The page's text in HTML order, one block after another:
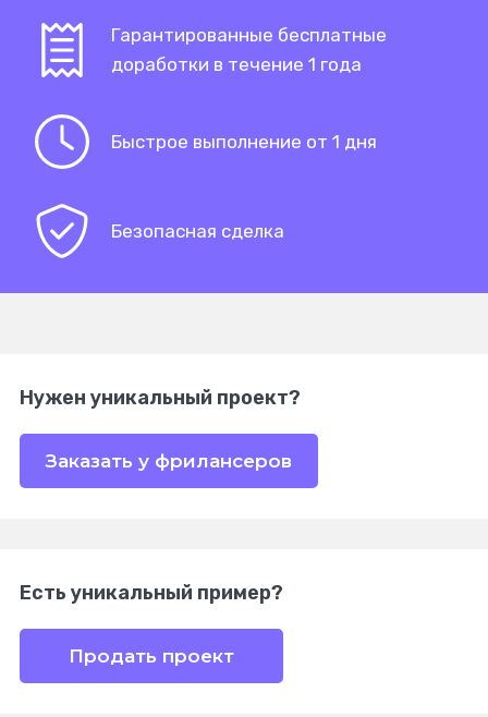
Гарантированные бесплатные
доработки в течение 1 года
Быстрое выполнение от 1 дня
Безопасная сделка
Нужен уникальный проект?
Заказать у фрилансеров
Есть уникальный пример?
Продать проект